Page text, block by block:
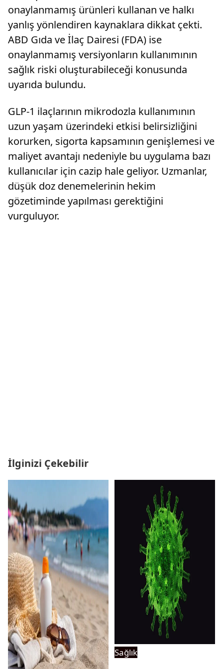
onaylanmamış ürünleri kullanan ve halkı
yanlış yönlendiren kaynaklara dikkat çekti.
ABD Gıda ve İlaç Dairesi (FDA) ise
onaylanmamış versiyonların kullanımının
sağlık riski oluşturabileceği konusunda
uyarıda bulundu.
GLP-1 ilaçlarının mikrodozla kullanımının
uzun yaşam üzerindeki etkisi belirsizliğini
korurken, sigorta kapsamının genişlemesi ve
maliyet avantajı nedeniyle bu uygulama bazı
kullanıcılar için cazip hale geliyor. Uzmanlar,
düşük doz denemelerinin hekim
gözetiminde yapılması gerektiğini
vurguluyor.
İlginizi Çekebilir
Sağlık